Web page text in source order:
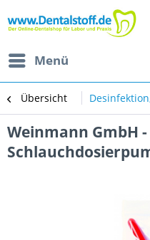
Menü
Übersicht
Weinmann GmbH